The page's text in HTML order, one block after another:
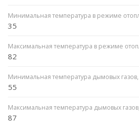
Минимальная температура в режиме
35
Максимальная температура в режиме
82
Минимальная температура дымовых газов,
55
Максимальная температура дымовых
87